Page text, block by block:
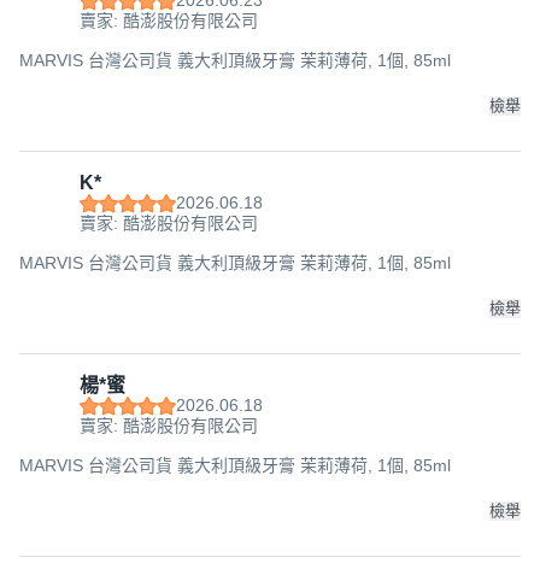
賣家: 酷澎股份有限公司
MARVIS 台灣公司貨 義大利頂級牙膏 茉莉薄荷, 1個, 85ml
檢舉
K*
2026.06.18
賣家: 酷澎股份有限公司
MARVIS 台灣公司貨 義大利頂級牙膏 茉莉薄荷, 1個, 85ml
檢舉
楊*蜜
2026.06.18
賣家: 酷澎股份有限公司
MARVIS 台灣公司貨 義大利頂級牙膏 茉莉薄荷, 1個, 85ml
檢舉